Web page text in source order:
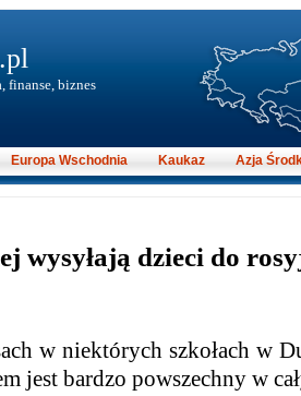
wysyłają dzieci do
w niektórych szkołach w
jest bardzo powszechny w
finanse, biznes
Europa Wschodnia Kaukaz Azja